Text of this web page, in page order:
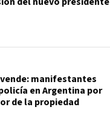
manifestantes
en Argentina por
de la propiedad